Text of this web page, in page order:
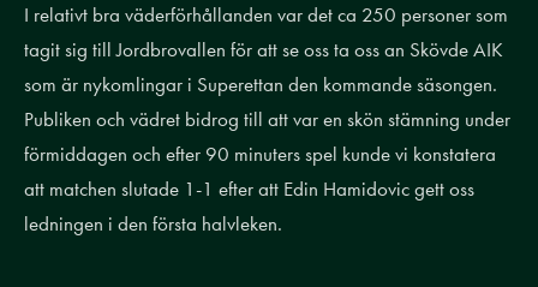
I relativt bra väderförhållanden var det ca 250 personer som
tagit sig till Jordbrovallen för att se oss ta oss an Skövde AIK
som är nykomlingar i Superettan den kommande säsongen.
Publiken och vädret bidrog till att var en skön stämning under
förmiddagen och efter 90 minuters spel kunde vi konstatera
att matchen slutade 1-1 efter att Edin Hamidovic gett oss
ledningen i den första halvleken.